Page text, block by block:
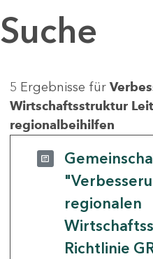
Suche
5 Ergebnisse für
Wirtschaftsstruktur
regionalbeihilfen
regionalen
Richtlinie